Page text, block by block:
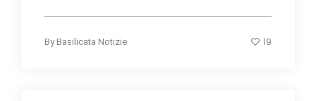
By Basilicata Notizie 19